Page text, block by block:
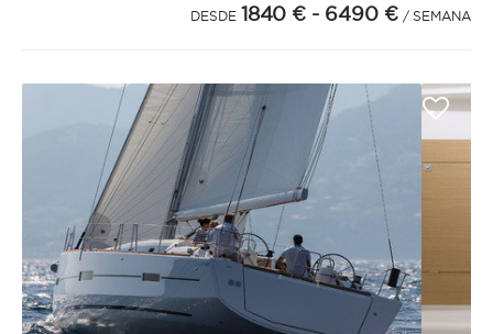
DESDE 1840 € - 6490 € / SEMANA